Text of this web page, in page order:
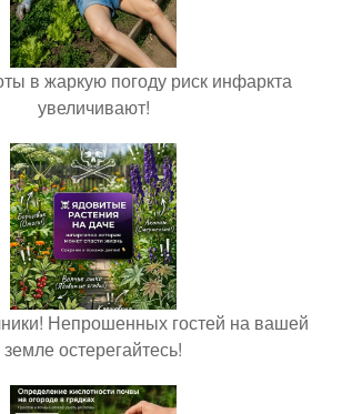
в жаркую погоду риск инфаркта
увеличивают!
Непрошенных гостей на вашей
земле остерегайтесь!